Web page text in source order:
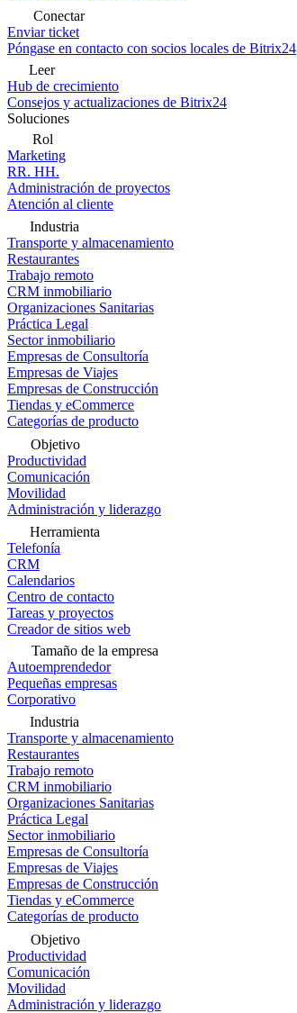
Conectar
Enviar ticket
Póngase en contacto con socios locales de Bitrix24
Leer
Hub de crecimiento
Consejos y actualizaciones de Bitrix24
Soluciones
Rol
Marketing
RR. HH.
Administración de proyectos
Atención al cliente
Industria
Transporte y almacenamiento
Restaurantes
Trabajo remoto
CRM inmobiliario
Organizaciones Sanitarias
Práctica Legal
Sector inmobiliario
Empresas de Consultoría
Empresas de Viajes
Empresas de Construcción
Tiendas y eCommerce
Categorías de producto
Objetivo
Productividad
Comunicación
Movilidad
Administración y liderazgo
Herramienta
Telefonía
CRM
Calendarios
Centro de contacto
Tareas y proyectos
Creador de sitios web
Tamaño de la empresa
Autoemprendedor
Pequeñas empresas
Corporativo
Industria
Transporte y almacenamiento
Restaurantes
Trabajo remoto
CRM inmobiliario
Organizaciones Sanitarias
Práctica Legal
Sector inmobiliario
Empresas de Consultoría
Empresas de Viajes
Empresas de Construcción
Tiendas y eCommerce
Categorías de producto
Objetivo
Productividad
Comunicación
Movilidad
Administración y liderazgo